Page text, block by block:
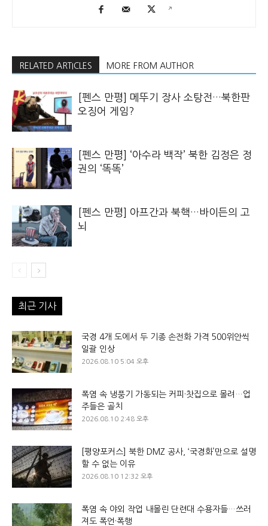
RELATED ARTICLES MORE FROM AUTHOR
[펜스 만평] 메뚜기 장사 소탕전…북한판
오징어 게임?
[펜스 만평] ‘아수라 백작’ 북한 김정은 정
권의 ‘똑똑’
[펜스 만평] 아프간과 북핵…바이든의 고
뇌
최근 기사
국경 4개 도에서 두 기종 손전화 가격 500위안씩
일괄 인상
2026.08.10 5:04 오후
폭염 속 냉풍기 가동되는 커피·찻집으로 몰려…업
주들은 골치
2026.08.10 2:48 오후
[평양포커스] 북한 DMZ 공사, ‘국경화’만으로 설명
할 수 없는 이유
2026.08.10 12:32 오후
폭염 속 야외 작업 내몰린 단련대 수용자들…쓰러
져도 폭언·폭행